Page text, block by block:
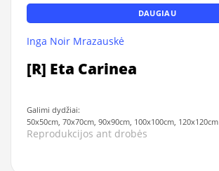
DAUGIAU
Inga Noir Mrazauskė
[R] Eta Carinea
Galimi dydžiai:
50x50cm, 70x70cm, 90x90cm, 100x100cm, 120x120cm
Reprodukcijos ant drobės